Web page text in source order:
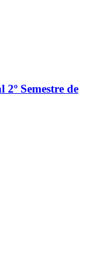
Semestre de